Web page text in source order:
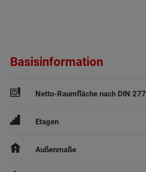
Basisinformation
Netto-Raumfläche nach DIN 277
Etagen
Außenmaße